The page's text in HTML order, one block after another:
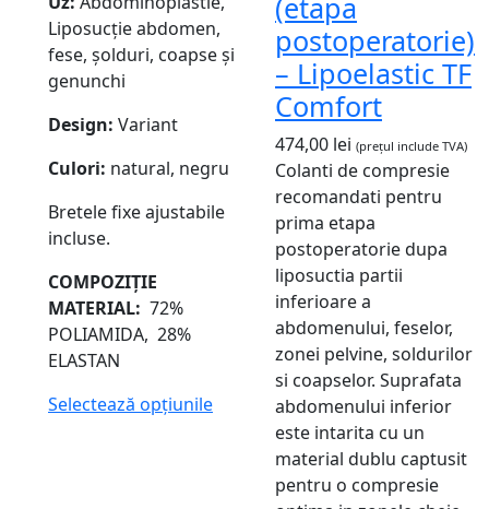
Liposucție abdomen,
fese, șolduri, coapse și
genunchi
Design: Variant
Culori: natural, negru
Bretele fixe ajustabile
incluse.
COMPOZIȚIE
MATERIAL: 72%
POLIAMIDA, 28%
ELASTAN
Selectează opțiunile
(etapa
postoperatorie)
– Lipoelastic TF
Comfort
474,00 lei (prețul include TVA)
Colanti de compresie
recomandati pentru
prima etapa
postoperatorie dupa
liposuctia partii
inferioare a
abdomenului, feselor,
zonei pelvine, soldurilor
si coapselor. Suprafata
abdomenului inferior
este intarita cu un
material dublu captusit
pentru o compresie